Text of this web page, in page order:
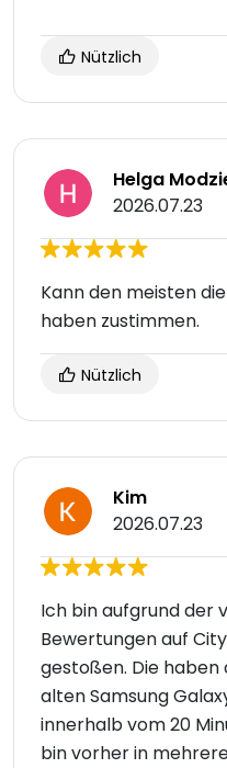
Nützlich
Helga
2026.07.23
Kann den meisten
haben zustimmen.
Nützlich
Kim
2026.07.23
Ich bin aufgrund der
Bewertungen auf
gestoßen. Die haben
alten Samsung
innerhalb vom 20
bin vorher in